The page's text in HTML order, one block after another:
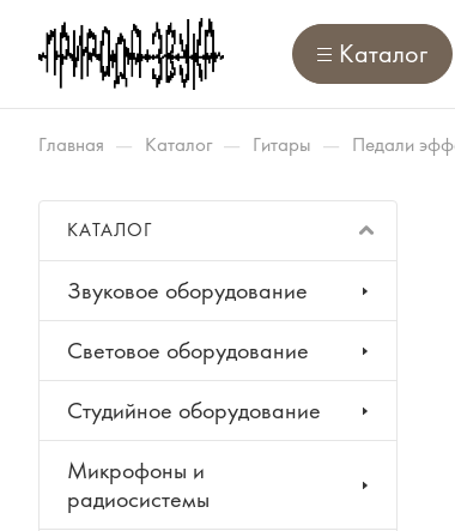
Каталог
Главная — Каталог — Гитары — Педали
КАТАЛОГ
Звуковое оборудование
Световое оборудование
Студийное оборудование
Микрофоны и
радиосистемы